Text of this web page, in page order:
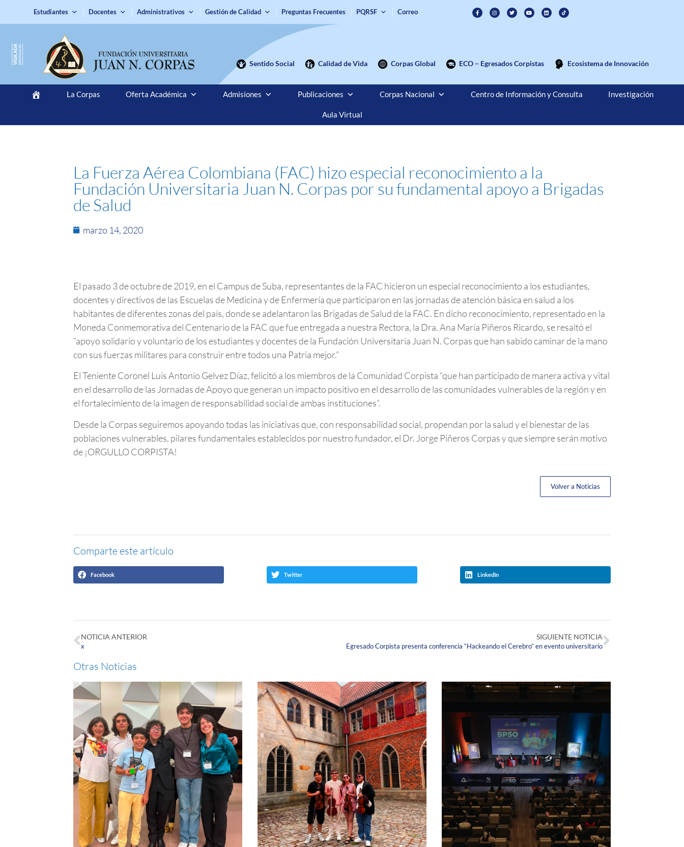
Estudiantes Docentes Administrativos Gestión de Calidad Preguntas Frecuentes PQRSF Correo
Sentido Social Calidad de Vida Corpas Global ECO – Egresados Corpistas Ecosistema de Innovación
La Corpas Oferta Académica Admisiones Publicaciones Corpas Nacional Centro de Información y Consulta Investigación
Aula Virtual
La Fuerza Aérea Colombiana (FAC) hizo especial reconocimiento a la
Fundación Universitaria Juan N. Corpas por su fundamental apoyo a Brigadas
de Salud
marzo 14, 2020
El pasado 3 de octubre de 2019, en el Campus de Suba, representantes de la FAC hicieron un especial reconocimiento a los estudiantes,
docentes y directivos de las Escuelas de Medicina y de Enfermería que participaron en las jornadas de atención básica en salud a los
habitantes de diferentes zonas del país, donde se adelantaron las Brigadas de Salud de la FAC. En dicho reconocimiento, representado en la
Moneda Conmemorativa del Centenario de la FAC que fue entregada a nuestra Rectora, la Dra. Ana María Piñeros Ricardo, se resaltó el
“apoyo solidario y voluntario de los estudiantes y docentes de la Fundación Universitaria Juan N. Corpas que han sabido caminar de la mano
con sus fuerzas militares para construir entre todos una Patria mejor.”
El Teniente Coronel Luis Antonio Gelvez Díaz, felicitó a los miembros de la Comunidad Corpista “que han participado de manera activa y vital
en el desarrollo de las Jornadas de Apoyo que generan un impacto positivo en el desarrollo de las comunidades vulnerables de la región y en
el fortalecimiento de la imagen de responsabilidad social de ambas instituciones”.
Desde la Corpas seguiremos apoyando todas las iniciativas que, con responsabilidad social, propendan por la salud y el bienestar de las
poblaciones vulnerables, pilares fundamentales establecidos por nuestro fundador, el Dr. Jorge Piñeros Corpas y que siempre serán motivo
de ¡ORGULLO CORPISTA!
Volver a Noticias
Comparte este artículo
Facebook Twitter LinkedIn
NOTICIA ANTERIOR
x
SIGUIENTE NOTICIA
Egresado Corpista presenta conferencia “Hackeando el Cerebro” en evento universitario
Otras Noticias